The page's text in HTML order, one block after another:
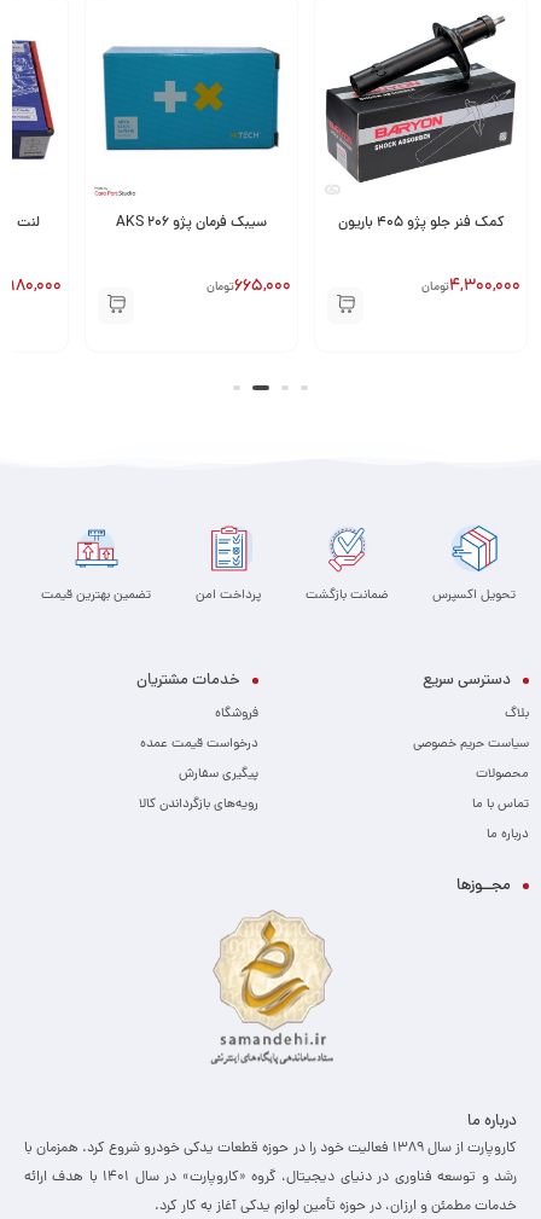
کمک فنر جلو پژو 405 باریون
4,300,000تومان
سیبک فرمان پژو 206 AKS
665,000تومان 980,000
تحویل اکسپرس ضمانت بازگشت پرداخت امن تضمین بهترین قیمت
دسترسی سریع
بلاگ
سیاست حریم خصوصی
محصولات
تماس با ما
درباره ما
خدمات مشتریان
فروشگاه
درخواست قیمت عمده
پیگیری سفارش
رویه‌های بازگرداندن کالا
مجــوزها
درباره ما
کاروپارت از سال ۱۳۸۹ فعالیت خود را در حوزه قطعات یدکی خودرو شروع کرد. همزمان با
رشد و توسعه فناوری در دنیای دیجیتال، گروه «کاروپارت» در سال ۱۴۰۱ با هدف ارائه
خدمات مطمئن و ارزان، ­در حوزه تأمین لوازم یدکی آغاز به کار کرد.